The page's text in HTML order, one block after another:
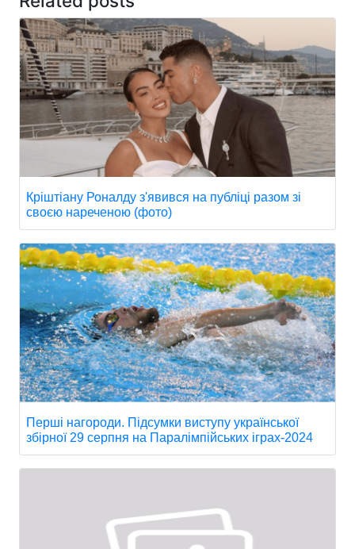
Кріштіану Роналду з'явився на публіці разом зі
своєю нареченою (фото)
Перші нагороди. Підсумки виступу української
збірної 29 серпня на Паралімпійських іграх-2024